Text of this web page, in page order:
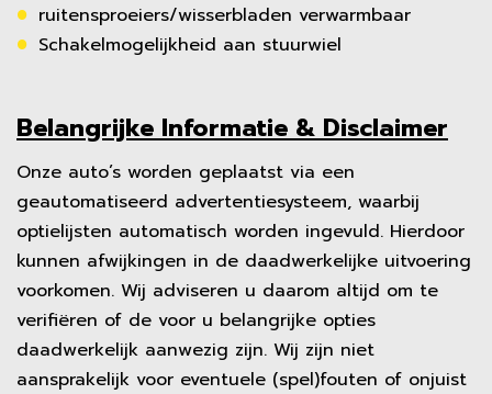
ruitensproeiers/wisserbladen verwarmbaar
Schakelmogelijkheid aan stuurwiel
Belangrijke Informatie & Disclaimer
Onze auto’s worden geplaatst via een
geautomatiseerd advertentiesysteem, waarbij
optielijsten automatisch worden ingevuld. Hierdoor
kunnen afwijkingen in de daadwerkelijke uitvoering
voorkomen. Wij adviseren u daarom altijd om te
verifiëren of de voor u belangrijke opties
daadwerkelijk aanwezig zijn. Wij zijn niet
aansprakelijk voor eventuele (spel)fouten of onjuist